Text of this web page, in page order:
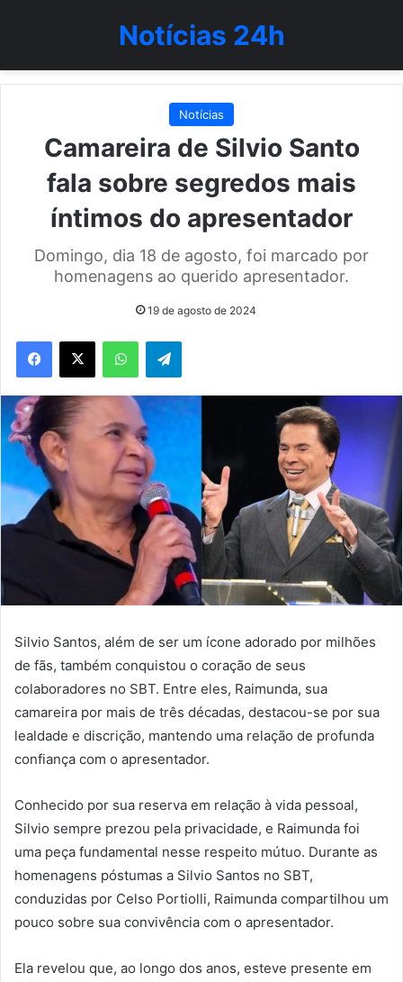
Notícias 24h
Notícias
Camareira de Silvio Santo
fala sobre segredos mais
íntimos do apresentador
Domingo, dia 18 de agosto, foi marcado por
homenagens ao querido apresentador.
19 de agosto de 2024
WhatsAppTelegram
Silvio Santos, além de ser um ícone adorado por milhões
de fãs, também conquistou o coração de seus
colaboradores no SBT. Entre eles, Raimunda, sua
camareira por mais de três décadas, destacou-se por sua
lealdade e discrição, mantendo uma relação de profunda
confiança com o apresentador.
Conhecido por sua reserva em relação à vida pessoal,
Silvio sempre prezou pela privacidade, e Raimunda foi
uma peça fundamental nesse respeito mútuo. Durante as
homenagens póstumas a Silvio Santos no SBT,
conduzidas por Celso Portiolli, Raimunda compartilhou um
pouco sobre sua convivência com o apresentador.
Ela revelou que, ao longo dos anos, esteve presente em